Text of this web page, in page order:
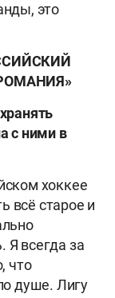
это
с ними в
хоккее
всё старое и
Я всегда за
что
душе. Лигу